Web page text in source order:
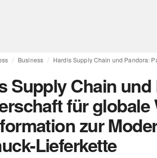
Business Hardis Supply Chain und Pandora:
Supply Chain und
für globale
zur
Lieferkette